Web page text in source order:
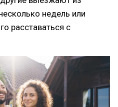
недель или
расставаться с